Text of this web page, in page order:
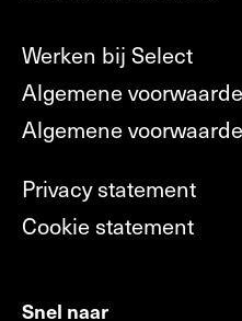
Werken bij Select
Algemene
Algemene
Privacy statement
Cookie statement
Snel naar